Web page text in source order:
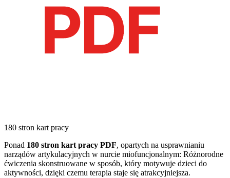
180 stron kart pracy
Ponad 180 stron kart pracy PDF, opartych na usprawnianiu
narządów artykulacyjnych w nurcie miofuncjonalnym: Różnorodne
ćwiczenia skonstruowane w sposób, który motywuje dzieci do
aktywności, dzięki czemu terapia staje się atrakcyjniejsza.